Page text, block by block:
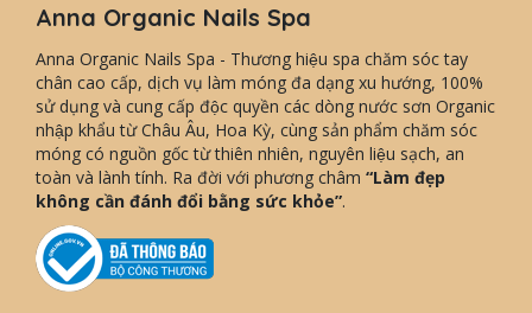
Anna Organic Nails Spa
Anna Organic Nails Spa - Thương hiệu spa chăm sóc tay
chân cao cấp, dịch vụ làm móng đa dạng xu hướng, 100%
sử dụng và cung cấp độc quyền các dòng nước sơn Organic
nhập khẩu từ Châu Âu, Hoa Kỳ, cùng sản phẩm chăm sóc
móng có nguồn gốc từ thiên nhiên, nguyên liệu sạch, an
toàn và lành tính. Ra đời với phương châm “Làm đẹp
không cần đánh đổi bằng sức khỏe”.